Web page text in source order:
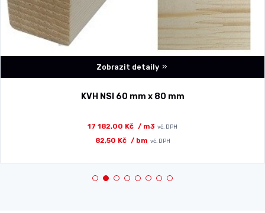
Zobrazit detaily
KVH NSI 60 mm x 80 mm
17 182,00 Kč / m3 vč. DPH
82,50 Kč / bm vč. DPH